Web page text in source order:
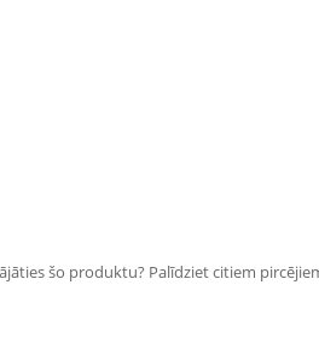
šo produktu? Palīdziet citiem